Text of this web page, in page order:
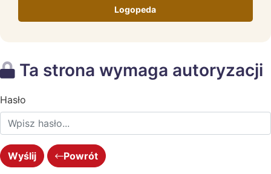
Logopeda
Ta strona wymaga autoryzacji
Hasło
Powrót